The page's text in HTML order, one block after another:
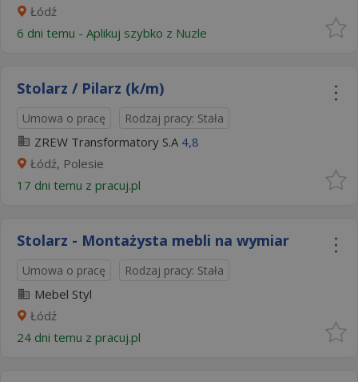
Łódź
6 dni temu - Aplikuj szybko z Nuzle
Stolarz / Pilarz (k/m)
Umowa o pracę Rodzaj pracy: Stała
ZREW Transformatory S.A 4,8
Łódź, Polesie
17 dni temu z pracuj.pl
Stolarz - Montażysta mebli na wymiar
Umowa o pracę Rodzaj pracy: Stała
Mebel Styl
Łódź
24 dni temu z pracuj.pl